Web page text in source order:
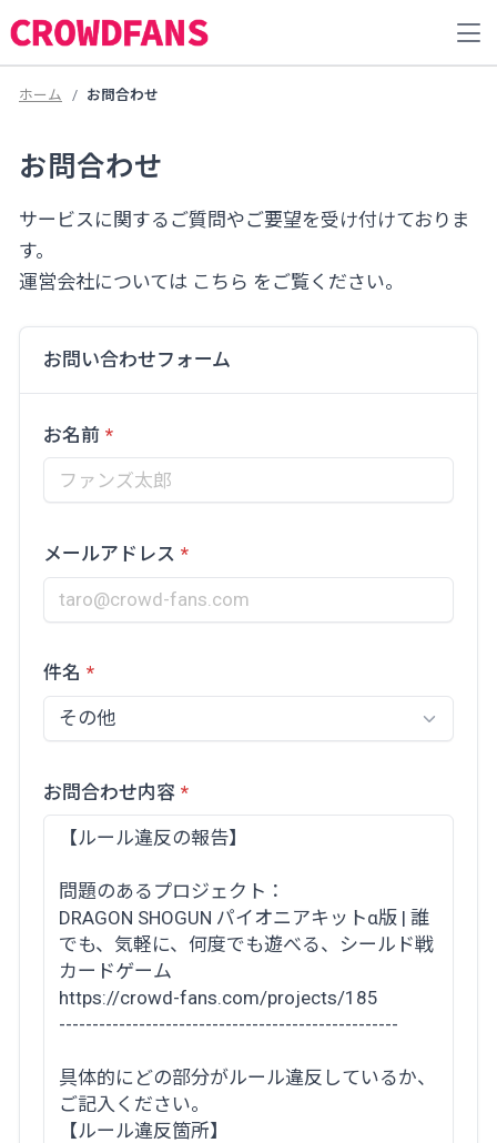
ホーム お問合わせ
お問合わせ
サービスに関するご質問やご要望を受け付けておりま
す。
運営会社については こちら をご覧ください。
お問い合わせフォーム
お名前
メールアドレス
件名
お問合わせ内容